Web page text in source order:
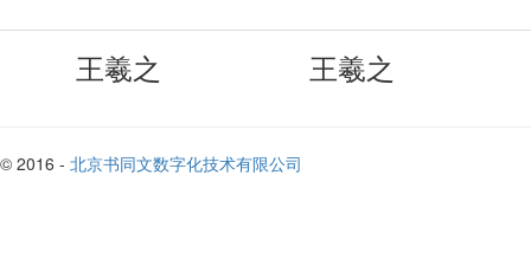
王羲之 王羲之
© 2016 - 北京书同文数字化技术有限公司